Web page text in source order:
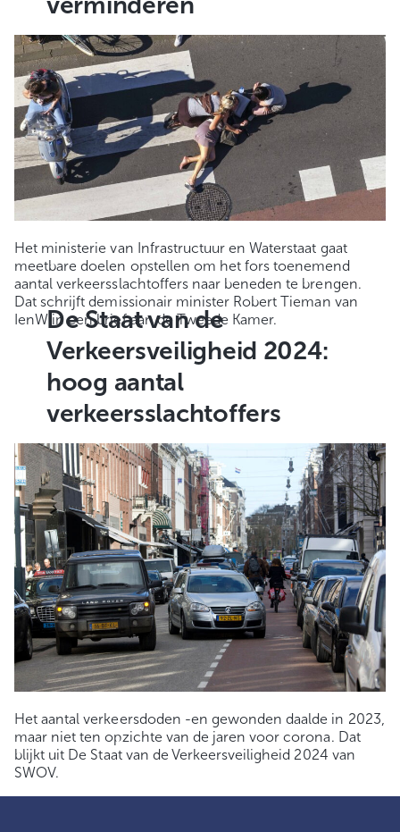
Het ministerie van Infrastructuur en Waterstaat gaat
meetbare doelen opstellen om het fors toenemend
aantal verkeersslachtoffers naar beneden te brengen.
Dat schrijft demissionair minister Robert Tieman van
IenW in een brief aan de Tweede Kamer.
De Staat van de
Verkeersveiligheid 2024:
hoog aantal
verkeersslachtoffers
Het aantal verkeersdoden -en gewonden daalde in 2023,
maar niet ten opzichte van de jaren voor corona. Dat
blijkt uit De Staat van de Verkeersveiligheid 2024 van
SWOV.